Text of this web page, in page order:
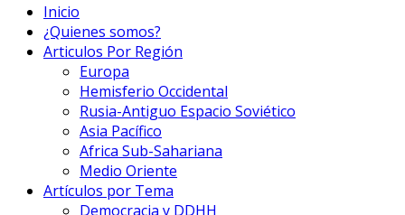
Inicio
¿Quienes somos?
Articulos Por Región
Europa
Hemisferio Occidental
Rusia-Antiguo Espacio Soviético
Asia Pacífico
Africa Sub-Sahariana
Medio Oriente
Artículos por Tema
Democracia y DDHH